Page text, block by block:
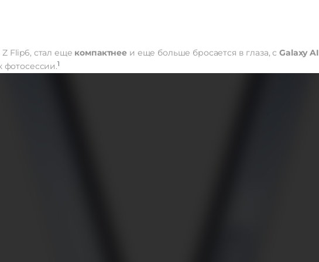
Z Flip6, стал еще компактнее и еще больше бросается в глаза, сGalaxy AI
фотосессии.1